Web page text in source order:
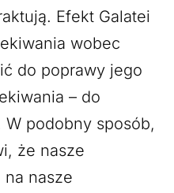
Efekt Galatei
wobec
do poprawy jego
– do
podobny sposób,
że nasze
na nasze